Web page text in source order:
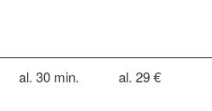
al. 30 min. al. 29 €